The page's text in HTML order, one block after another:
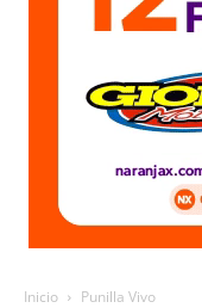
Inicio Punilla Vivo